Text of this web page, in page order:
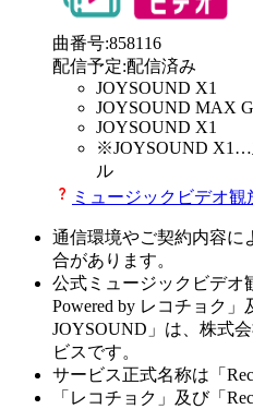
曲番号:858116
配信予定:配信済み
JOYSOUND X1
JOYSOUND MAX
JOYSOUND X1
※JOYSOUND X1 …
ル
ミュージックビデオ観
通信環境やご契約内容に
合があります。
公式ミュージックビデオ
Powered by レコチョク」
JOYSOUND」は、株式
ビスです。
サービス正式名称は「
「レコチョク」及び「